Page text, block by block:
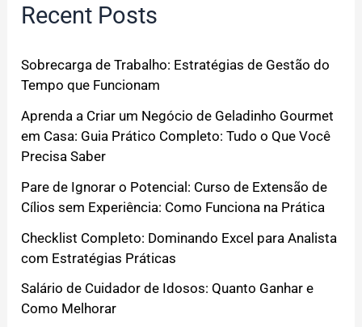
Recent Posts
Sobrecarga de Trabalho: Estratégias de Gestão do
Tempo que Funcionam
Aprenda a Criar um Negócio de Geladinho Gourmet
em Casa: Guia Prático Completo: Tudo o Que Você
Precisa Saber
Pare de Ignorar o Potencial: Curso de Extensão de
Cílios sem Experiência: Como Funciona na Prática
Checklist Completo: Dominando Excel para Analista
com Estratégias Práticas
Salário de Cuidador de Idosos: Quanto Ganhar e
Como Melhorar